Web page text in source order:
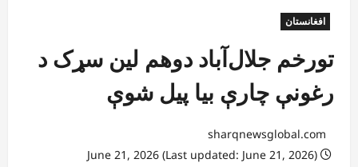
افغانستان
تورخم جلال‌آباد دوهم لین سړک د
رغونې چارې بیا پیل شوې
sharqnewsglobal.com